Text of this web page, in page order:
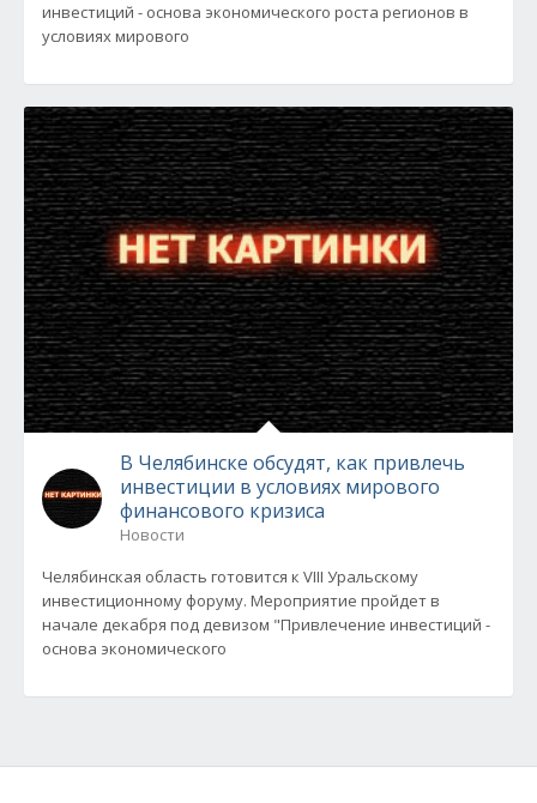
инвестиций - основа экономического роста регионов в
условиях мирового
В Челябинске обсудят, как привлечь
инвестиции в условиях мирового
финансового кризиса
Новости
Челябинская область готовится к VIII Уральскому
инвестиционному форуму. Мероприятие пройдет в
начале декабря под девизом "Привлечение инвестиций -
основа экономического